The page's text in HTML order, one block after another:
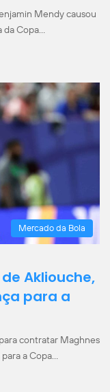
Mendy causou
Copa…
Mercado da Bola
Akliouche,
para a
contratar Maghnes
a Copa…